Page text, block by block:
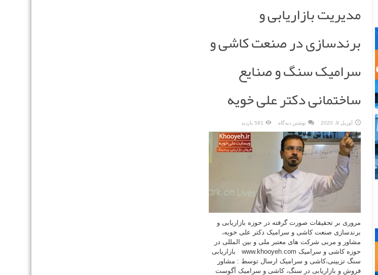
مدیریت بازاریابی و
برندسازی در صنعت کاشی و
سرامیک سنگ و صنایع
ساختمانی دکتر علی خویه
آوریل 9, 2020 نوشتن دیدگاه 581 بازدید
مروری بر تحقیقات صورت گرفته در حوزه بازاریابی و
برندسازی صنعت کاشی و سرامیک دکتر علی خویه،
مشاور و مربی شرکت های معتبر ملی و بین المللی در
حوزه کاشی و سرامیک www.khooyeh.com بازاریابی
سنگ تزیینی،کاشی و سرامیک ارسال توسط : مشاور
فروش و بازاریابی در سنگ، کاشی و سرامیک آگوست